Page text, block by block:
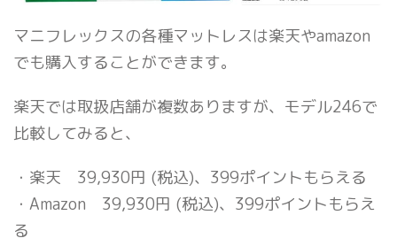
マニフレックスの各種マットレスは楽天やamazon
でも購入することができます。
楽天では取扱店舗が複数ありますが、モデル246で
比較してみると、
・楽天 39,930円 (税込)、399ポイントもらえる
・Amazon 39,930円 (税込)、399ポイントもらえ
る